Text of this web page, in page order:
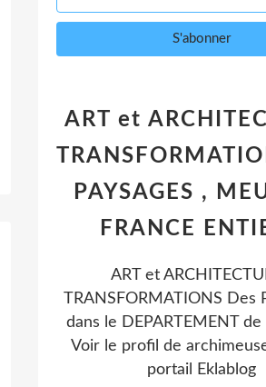
ART et
PAYSAGES ,
FRANCE
ART et
TRANSFORMATIONS Des
dans le DEPARTEMENT de
Voir le profil de
portail Eklablog